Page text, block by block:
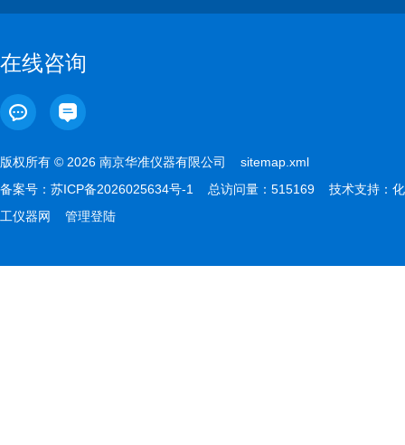
在线咨询
版权所有 © 2026 南京华准仪器有限公司 sitemap.xml
备案号： 苏ICP备2026025634号-1 总访问量：515169 技术支持： 化
工仪器网
管理登陆